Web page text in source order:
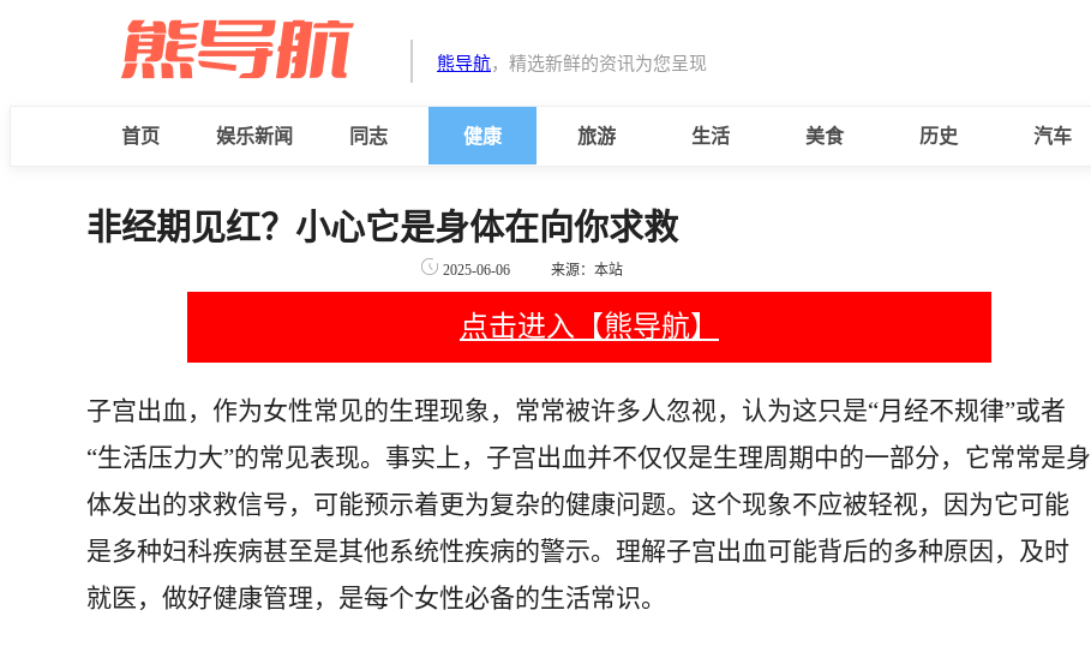
熊导航，精选新鲜的资讯为您呈现
首页 娱乐新闻 同志 健康 旅游 生活 美食 历史 汽车
非经期见红？小心它是身体在向你求救
2025-06-06 来源：本站
点击进入【熊导航】
子宫出血，作为女性常见的生理现象，常常被许多人忽视，认为这只是“月经不规律”或者
“生活压力大”的常见表现。事实上，子宫出血并不仅仅是生理周期中的一部分，它常常是身
体发出的求救信号，可能预示着更为复杂的健康问题。这个现象不应被轻视，因为它可能
是多种妇科疾病甚至是其他系统性疾病的警示。理解子宫出血可能背后的多种原因，及时
就医，做好健康管理，是每个女性必备的生活常识。